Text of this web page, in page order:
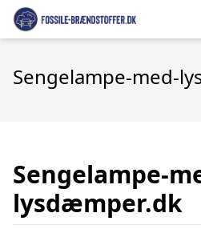
Sengelampe-med-
Sengelampe-
lysdæmper.dk